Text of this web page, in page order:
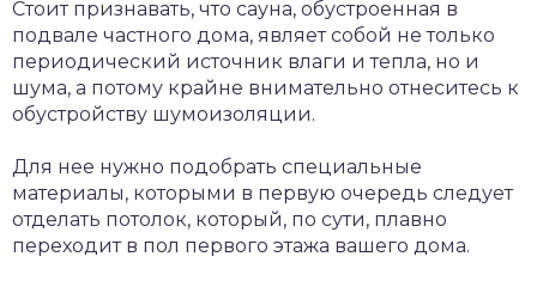
Стоит признавать, что сауна, обустроенная в
подвале частного дома, являет собой не только
периодический источник влаги и тепла, но и
шума, а потому крайне внимательно отнеситесь к
обустройству шумоизоляции.
Для нее нужно подобрать специальные
материалы, которыми в первую очередь следует
отделать потолок, который, по сути, плавно
переходит в пол первого этажа вашего дома.